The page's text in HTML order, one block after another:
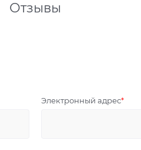
Отзывы
Электронный адрес